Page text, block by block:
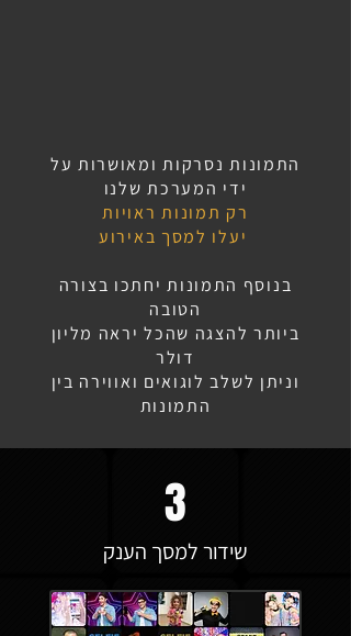
התמונות נסרקות ומאושרות על
ידי המערכת שלנו
רק תמונות ראויות
בנוסף התמונות יחתכו בצורה
הטובה
ביותר להצגה שהכל יראה מליון
דולר
וניתן לשלב לוגואים ואווירה בין
התמונות
3
שידור למסך הענק